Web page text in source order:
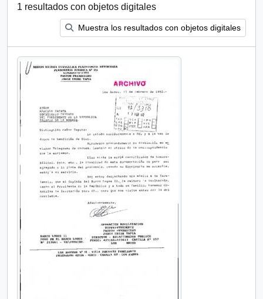
1 resultados con objetos digitales
Muestra los resultados con objetos digitales